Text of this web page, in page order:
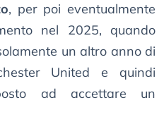
, per poi eventualmente
nel 2025, quando
un altro anno di
United e quindi
ad accettare un